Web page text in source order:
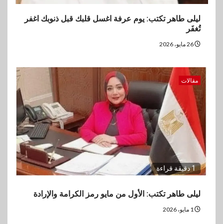
ليلى طاهر تكتب: يوم عرفة اغسل قلبك قبل ذنوبك اغفر
تُغفَر
مقالات
1 دقيقة قراءة
ليلى طاهر تكتب: الأول من مايو رمز الكرامة والإرادة